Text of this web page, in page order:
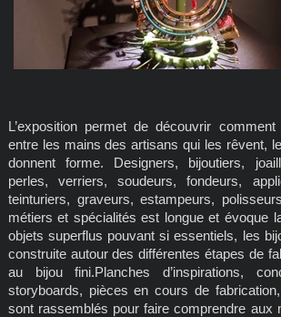
L’exposition permet de découvrir
entre les mains des artisans qui les rêvent,
donnent forme. Designers, bijoutiers,
perles, verriers, soudeurs, fondeurs,
teinturiers, graveurs, estampeurs,
métiers et spécialités est longue et évoque
objets superflus pouvant si essentiels, les
construite autour des différentes étapes de
au bijou fini.Planches d’inspirations,
storyboards, pièces en cours de
sont rassemblés pour faire comprendre aux